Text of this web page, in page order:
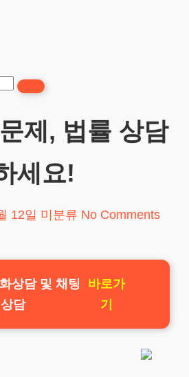
제, 법률 상담
세요!
12일 미분류 No Comments
상담 및 채팅
상담
바로가
기